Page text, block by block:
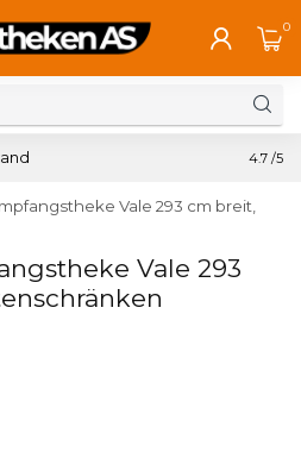
0
4.7 /5
Vale 293 cm breit,
Vale 293